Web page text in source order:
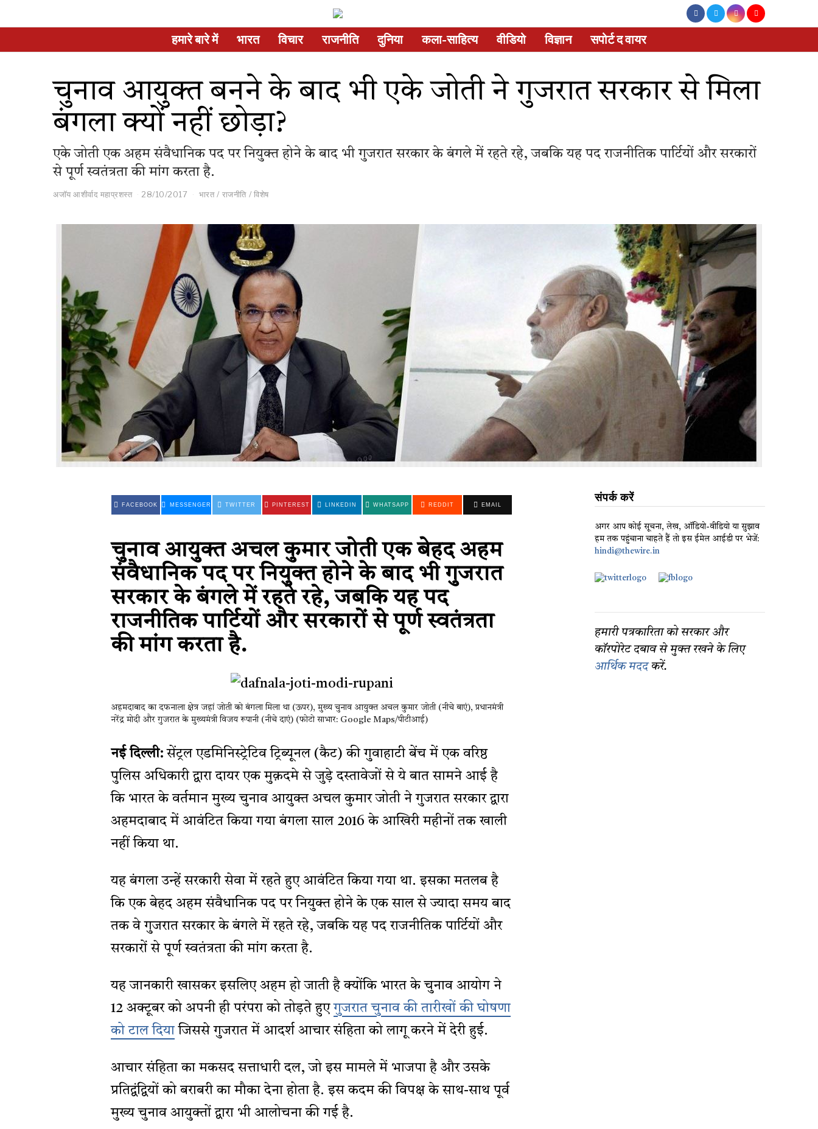
हमारे बारे में भारत विचार राजनीति दुनिया कला-साहित्य वीडियो विज्ञान सपोर्ट द वायर
चुनाव आयुक्त बनने के बाद भी एके जोती ने गुजरात सरकार से मिला
बंगला क्यों नहीं छोड़ा?
एके जोती एक अहम संवैधानिक पद पर नियुक्त होने के बाद भी गुजरात सरकार के बंगले में रहते रहे, जबकि यह पद राजनीतिक पार्टियों और सरकारों
से पूर्ण स्वतंत्रता की मांग करता है.
अजॉय आशीर्वाद महाप्रशस्त 28/10/2017 भारत / राजनीति / विशेष
FACEBOOK MESSENGER TWITTER PINTEREST LINKEDIN WHATSAPP REDDIT EMAIL
चुनाव आयुक्त अचल कुमार जोती एक बेहद अहम
संवैधानिक पद पर नियुक्त होने के बाद भी गुजरात
सरकार के बंगले में रहते रहे, जबकि यह पद
राजनीतिक पार्टियों और सरकारों से पूर्ण स्वतंत्रता
की मांग करता है.
अहमदाबाद का दफनाला क्षेत्र जहां जोती को बंगला मिला था (ऊपर), मुख्य चुनाव आयुक्त अचल कुमार जोती (नीचे बाएं), प्रधानमंत्री
नरेंद्र मोदी और गुजरात के मुख्यमंत्री विजय रूपानी (नीचे दाएं) (फोटो साभार: Google Maps/पीटीआई)
नई दिल्ली: सेंट्रल एडमिनिस्ट्रेटिव ट्रिब्यूनल (कैट) की गुवाहाटी बेंच में एक वरिष्ठ
पुलिस अधिकारी द्वारा दायर एक मुक़दमे से जुड़े दस्तावेजों से ये बात सामने आई है
कि भारत के वर्तमान मुख्य चुनाव आयुक्त अचल कुमार जोती ने गुजरात सरकार द्वारा
अहमदाबाद में आवंटित किया गया बंगला साल 2016 के आखिरी महीनों तक खाली
नहीं किया था.
यह बंगला उन्हें सरकारी सेवा में रहते हुए आवंटित किया गया था. इसका मतलब है
कि एक बेहद अहम संवैधानिक पद पर नियुक्त होने के एक साल से ज्यादा समय बाद
तक वे गुजरात सरकार के बंगले में रहते रहे, जबकि यह पद राजनीतिक पार्टियों और
सरकारों से पूर्ण स्वतंत्रता की मांग करता है.
यह जानकारी खासकर इसलिए अहम हो जाती है क्योंकि भारत के चुनाव आयोग ने
12 अक्टूबर को अपनी ही परंपरा को तोड़ते हुएगुजरात चुनाव की तारीखों की घोषणा
को टाल दियाजिससे गुजरात में आदर्श आचार संहिता को लागू करने में देरी हुई.
आचार संहिता का मकसद सत्ताधारी दल, जो इस मामले में भाजपा है और उसके
प्रतिद्वंद्वियों को बराबरी का मौका देना होता है. इस कदम की विपक्ष के साथ-साथ पूर्व
मुख्य चुनाव आयुक्तों द्वारा भी आलोचना की गई है.
संपर्क करें
अगर आप कोई सूचना, लेख, ऑडियो-वीडियो या सुझाव
हम तक पहुंचाना चाहते हैं तो इस ईमेल आईडी पर भेजें:
hindi@thewire.in
हमारी पत्रकारिता को सरकार और
कॉरपोरेट दबाव से मुक्त रखने के लिए
आर्थिक मददकरें.